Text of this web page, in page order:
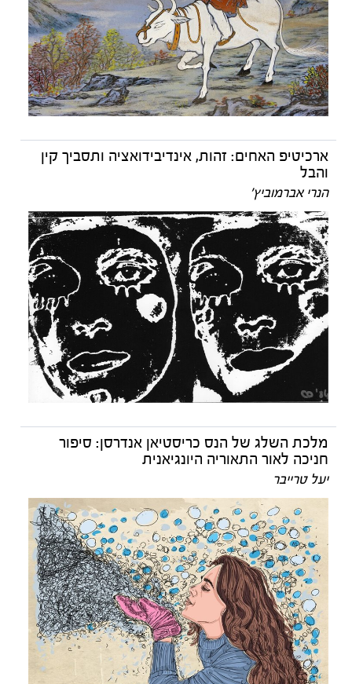
ארכיטיפ האחים: זהות, אינדיבידואציה ותסביך קין
והבל
הנרי אברמוביץ'
מלכת השלג של הנס כריסטיאן אנדרסן: סיפור
חניכה לאור התאוריה היונגיאנית
יעל טרייבר